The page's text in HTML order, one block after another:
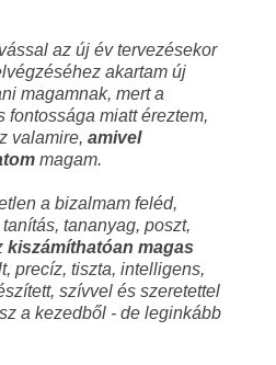
az új év tervezésekor
akartam új
magamnak, mert a
fontossága miatt éreztem,
valamire, amivel
magam.
a bizalmam feléd,
tananyag, poszt,
kiszámíthatóan magas
precíz, tiszta, intelligens,
szívvel és szeretettel
a kezedből - de leginkább